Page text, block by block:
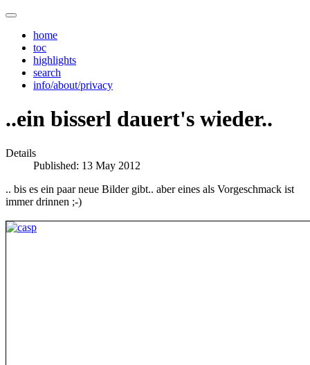
home
toc
highlights
search
info/about/privacy
..ein bisserl dauert's wieder..
Details
Published: 13 May 2012
.. bis es ein paar neue Bilder gibt.. aber eines als Vorgeschmack ist
immer drinnen ;-)